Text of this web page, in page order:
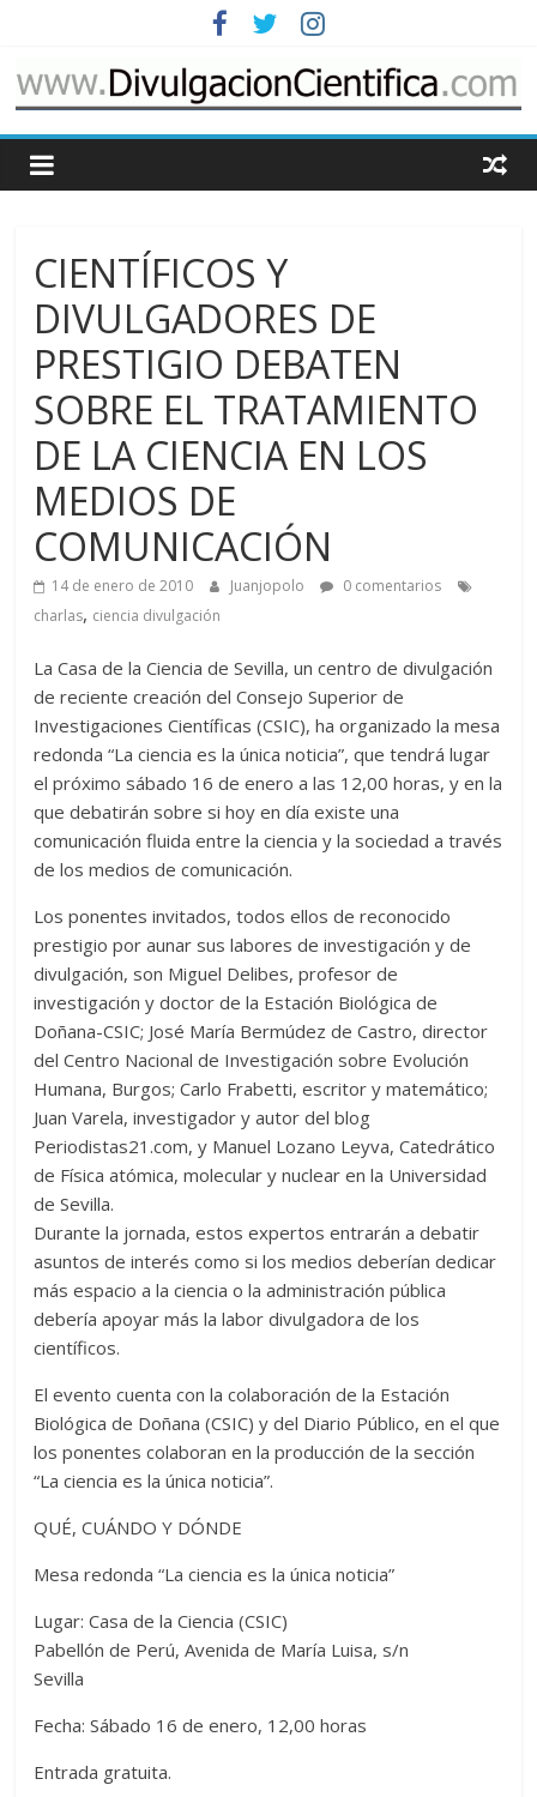
contenido
Cosas
divulgación
ciencia
CIENTÍFICOS Y
DIVULGADORES DE
PRESTIGIO DEBATEN
SOBRE EL TRATAMIENTO
DE LA CIENCIA EN LOS
MEDIOS DE
COMUNICACIÓN
14 de enero de 2010 Juanjopolo
0 comentarios
charlas, ciencia divulgación
La Casa de la Ciencia de Sevilla, un centro de divulgación
de reciente creación del Consejo Superior de
Investigaciones Científicas (CSIC), ha organizado la mesa
redonda “La ciencia es la única noticia”, que tendrá lugar
el próximo sábado 16 de enero a las 12,00 horas, y en la
que debatirán sobre si hoy en día existe una
comunicación fluida entre la ciencia y la sociedad a través
de los medios de comunicación.
Los ponentes invitados, todos ellos de reconocido
prestigio por aunar sus labores de investigación y de
divulgación, son Miguel Delibes, profesor de
investigación y doctor de la Estación Biológica de
Doñana-CSIC; José María Bermúdez de Castro, director
del Centro Nacional de Investigación sobre Evolución
Humana, Burgos; Carlo Frabetti, escritor y matemático;
Juan Varela, investigador y autor del blog
Periodistas21.com, y Manuel Lozano Leyva, Catedrático
de Física atómica, molecular y nuclear en la Universidad
de Sevilla.
Durante la jornada, estos expertos entrarán a debatir
asuntos de interés como si los medios deberían dedicar
más espacio a la ciencia o la administración pública
debería apoyar más la labor divulgadora de los
científicos.
El evento cuenta con la colaboración de la Estación
Biológica de Doñana (CSIC) y del Diario Público, en el que
los ponentes colaboran en la producción de la sección
“La ciencia es la única noticia”.
QUÉ, CUÁNDO Y DÓNDE
Mesa redonda “La ciencia es la única noticia”
Lugar: Casa de la Ciencia (CSIC)
Pabellón de Perú, Avenida de María Luisa, s/n
Sevilla
Fecha: Sábado 16 de enero, 12,00 horas
Entrada gratuita.